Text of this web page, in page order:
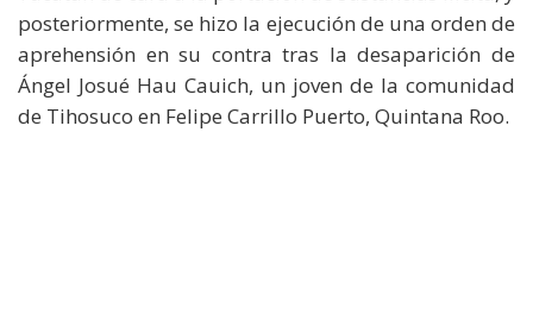
posteriormente, se hizo la ejecución de una orden de
aprehensión en su contra tras la desaparición de
Ángel Josué Hau Cauich, un joven de la comunidad
de Tihosuco en Felipe Carrillo Puerto, Quintana Roo.